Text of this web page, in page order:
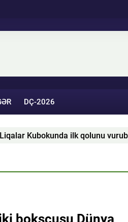
DÇ-2026
ilk qolunu vurub - VİDEO